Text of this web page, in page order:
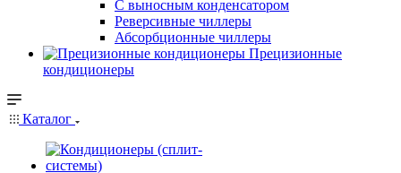
С выносным конденсатором
Реверсивные чиллеры
Абсорбционные чиллеры
Прецизионные
кондиционеры
Каталог